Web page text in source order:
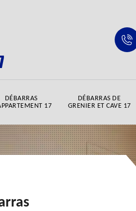
DÉBARRAS
17
DÉBARRAS DE
GRENIER ET CAVE 17